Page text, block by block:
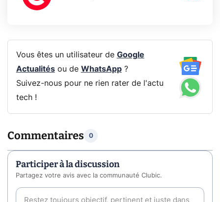
Vous êtes un utilisateur de Google
Actualitésou de WhatsApp?
Suivez-nous pour ne rien rater de l'actu
tech !
Commentaires 0
Participer à la discussion
Partagez votre avis avec la communauté Clubic.